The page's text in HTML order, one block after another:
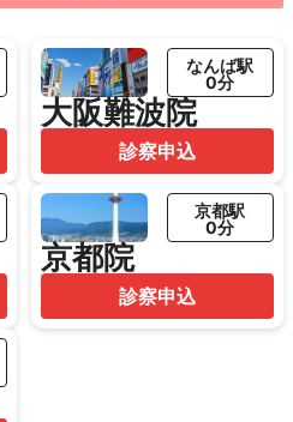
大阪難波院
なんば駅
0分
診察申込
京都院
京都駅
0分
診察申込